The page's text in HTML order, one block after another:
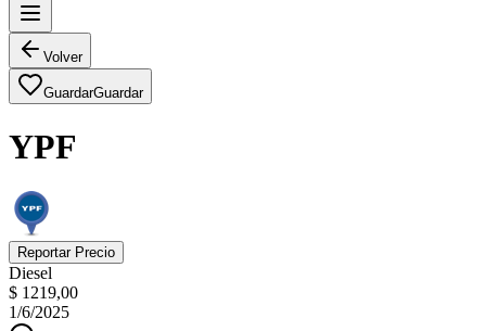
Volver
GuardarGuardar
YPF
Reportar Precio
Diesel
$ 1219,00
1/6/2025